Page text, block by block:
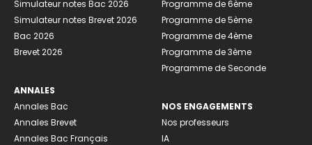
Simulateur notes Bac 2026
Simulateur notes Brevet 2026
Bac 2026
Brevet 2026
ANNALES
Annales Bac
Annales Brevet
Annales Bac Français
Programme de 6ème
Programme de 5ème
Programme de 4ème
Programme de 3ème
Programme de Seconde
NOS ENGAGEMENTS
Nos professeurs
IA